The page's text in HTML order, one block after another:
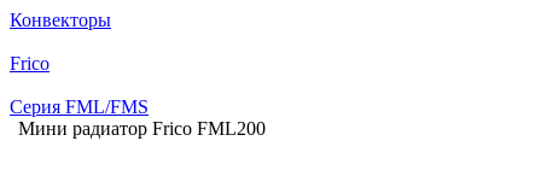
Конвекторы
Frico
Серия FML/FMS
Мини радиатор Frico FML200